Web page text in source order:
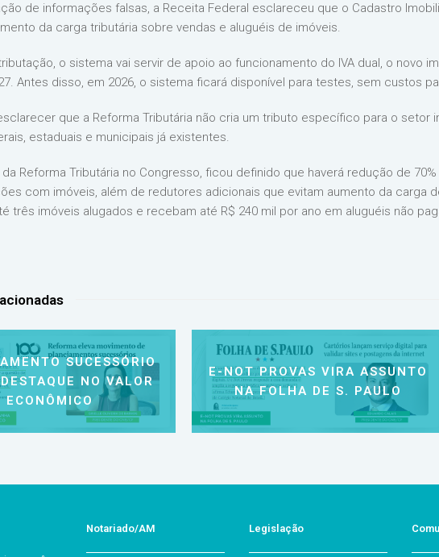
de informações falsas, a Receita Federal esclareceu que o Cadastro
da carga tributária sobre vendas e aluguéis de imóveis.
o sistema vai servir de apoio ao funcionamento do IVA dual, o novo
Antes disso, em 2026, o sistema ficará disponível para testes, sem custos
que a Reforma Tributária não cria um tributo específico para o
estaduais e municipais já existentes.
Reforma Tributária no Congresso, ficou definido que haverá redução de
com imóveis, além de redutores adicionais que evitam aumento da carga
três imóveis alugados e recebam até R$ 240 mil por ano em aluguéis não
SUCESSÓRIO
NO VALOR
ECONÔMICO
E-NOT PROVAS VIRA ASSUNTO
NA FOLHA DE S. PAULO
Notariado/AM Legislação